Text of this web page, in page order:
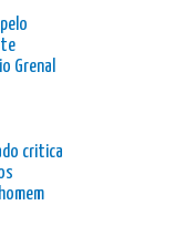
Grenal
critica